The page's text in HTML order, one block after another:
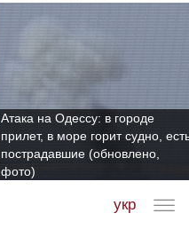
Атака на Одессу: в городе
прилет, в море горит судно,
пострадавшие (обновлено,
фото)
укр